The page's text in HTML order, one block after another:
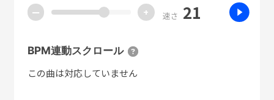
ー + 速さ 21
BPM連動スクロール
この曲は対応していません